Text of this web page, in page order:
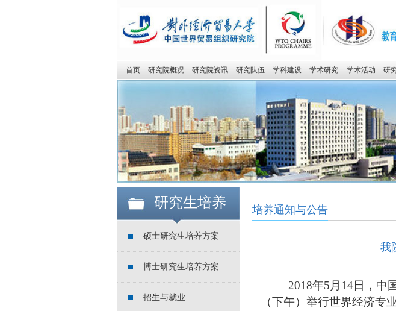
首页 研究院概况 研究院资讯 研究队伍 学科建设 学术研究 学术活动 研
研究生培养
硕士研究生培养方案
博士研究生培养方案
招生与就业
培养通知与公告
我
2018年5月 14日，中
（下午）举行世界经济专